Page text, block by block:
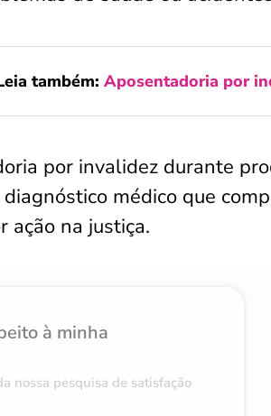
também:Aposentadoria por
por invalidez durante
médico que
ação na justiça.
à minha
nossa pesquisa de satisfação